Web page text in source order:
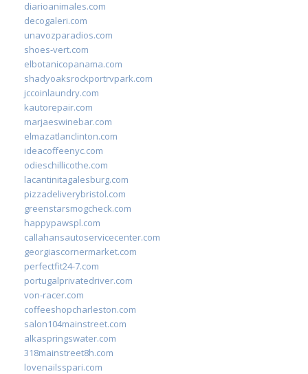
diarioanimales.com
decogaleri.com
unavozparadios.com
shoes-vert.com
elbotanicopanama.com
shadyoaksrockportrvpark.com
jccoinlaundry.com
kautorepair.com
marjaeswinebar.com
elmazatlanclinton.com
ideacoffeenyc.com
odieschillicothe.com
lacantinitagalesburg.com
pizzadeliverybristol.com
greenstarsmogcheck.com
happypawspl.com
callahansautoservicecenter.com
georgiascornermarket.com
perfectfit24-7.com
portugalprivatedriver.com
von-racer.com
coffeeshopcharleston.com
salon104mainstreet.com
alkaspringswater.com
318mainstreet8h.com
lovenailsspari.com